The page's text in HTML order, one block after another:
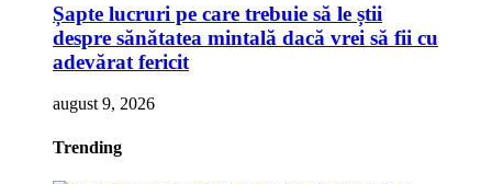
Șapte lucruri pe care trebuie să le știi
despre sănătatea mintală dacă vrei să fii cu
adevărat fericit
august 9, 2026
Trending